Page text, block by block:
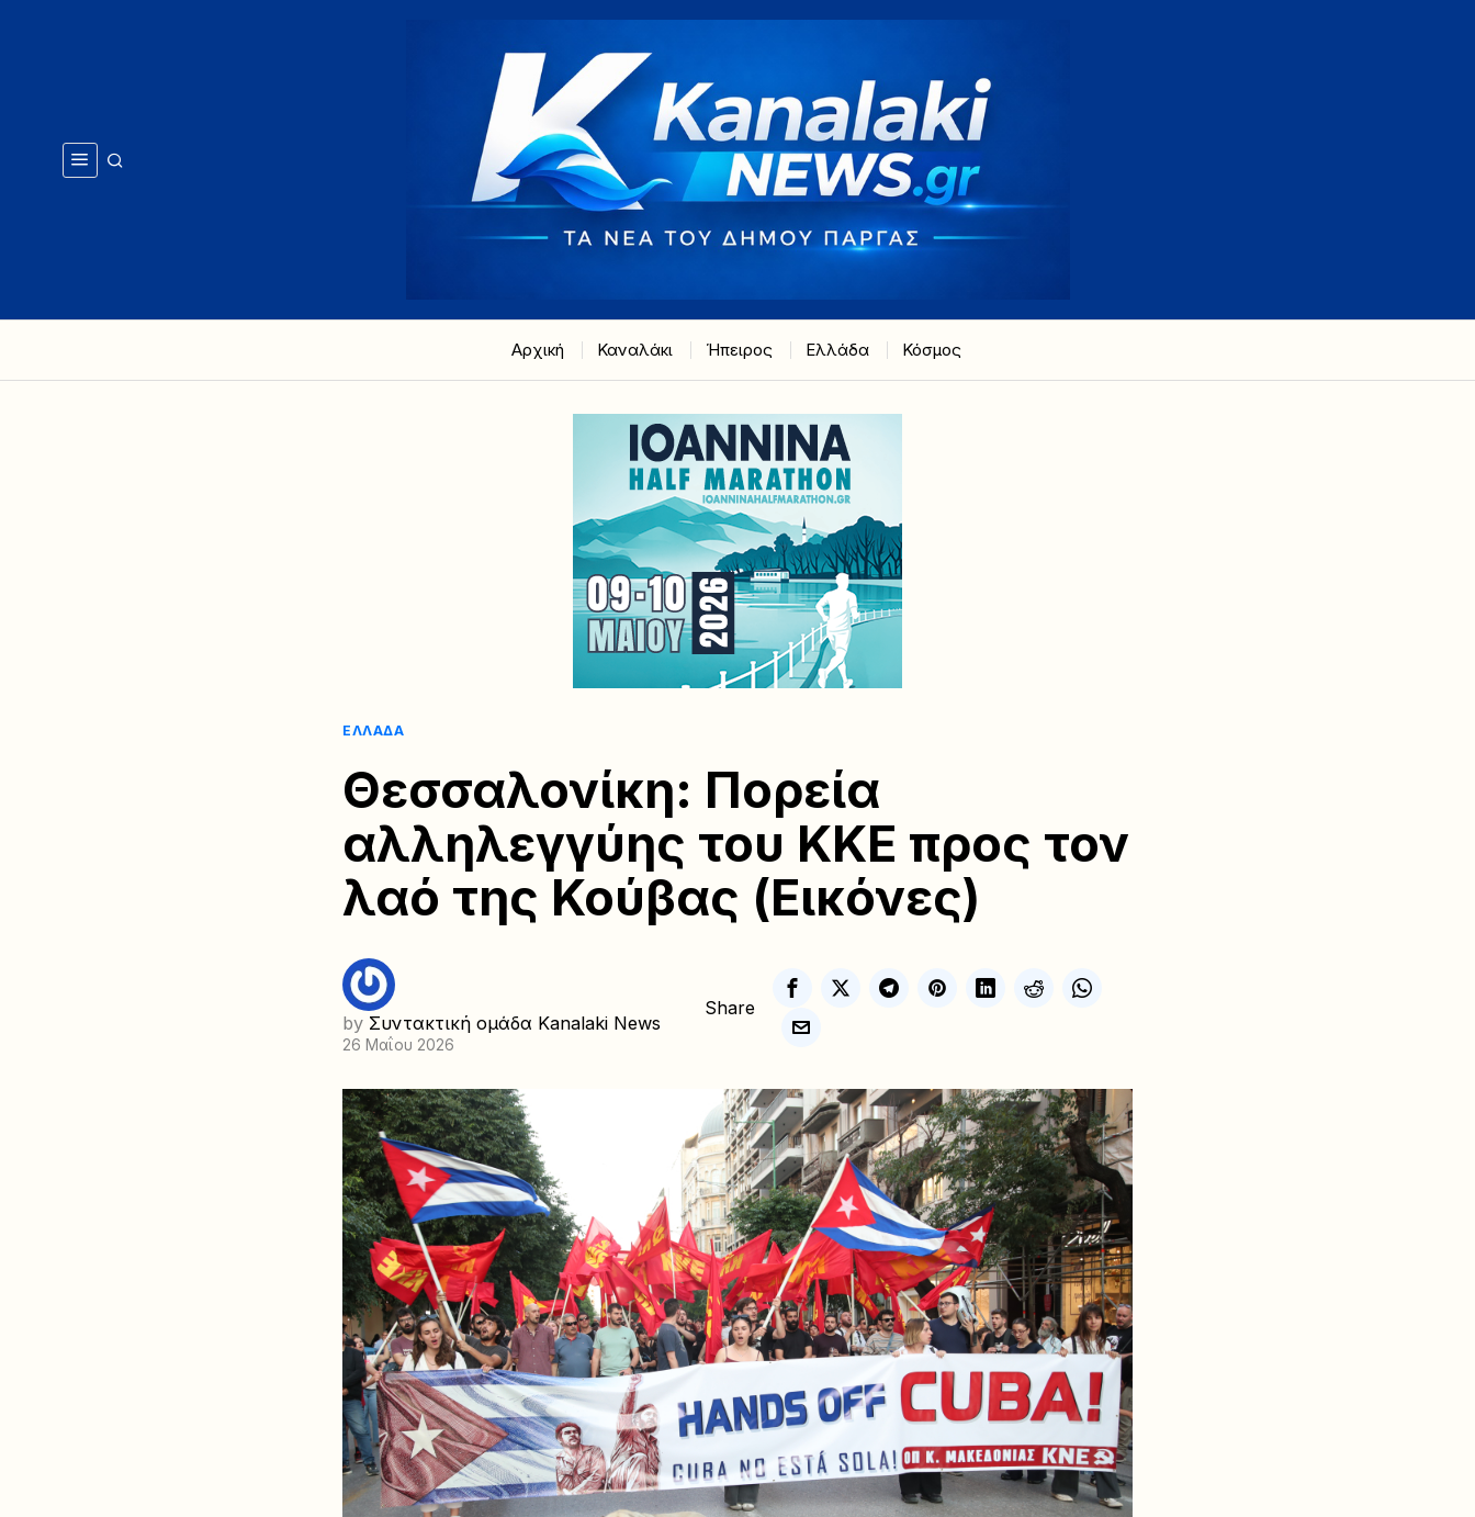
Αρχική Καναλάκι Ήπειρος Ελλάδα Κόσμος
ΕΛΛΆΔΑ
Θεσσαλονίκη: Πορεία
αλληλεγγύης του ΚΚΕ προς τον
λαό της Κούβας (Εικόνες)
by Συντακτική ομάδα Kanalaki News
26 Μαΐου 2026
Share